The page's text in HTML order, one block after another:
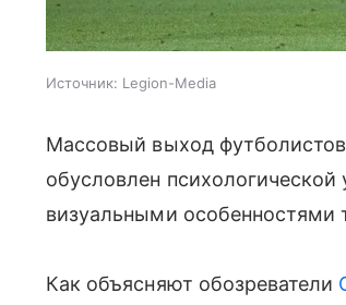
Источник: Legion-Media
Массовый выход
обусловлен
визуальными особенностями
Как объясняют обозреватели